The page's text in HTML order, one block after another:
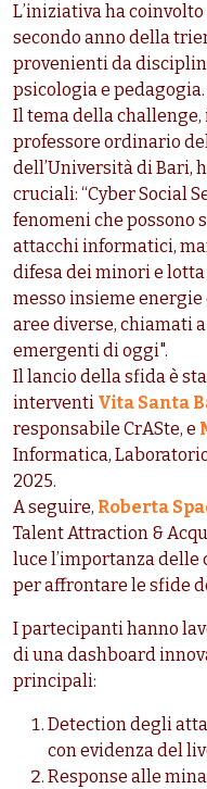
L’iniziativa ha
secondo anno della
provenienti da
psicologia e pedagogia.
Il tema della
professore ordinario
dell’Università di Bari,
cruciali: “Cyber Social
fenomeni che possono
attacchi informatici,
difesa dei minori e
messo insieme
aree diverse, chiamati
emergenti di oggi".
Il lancio della sfida è
interventi Vita Santa
responsabile CrASte, e
Informatica,
2025.
A seguire, Roberta
Talent Attraction &
luce l’importanza
per affrontare le sfide
I partecipanti hanno
di una dashboard
principali:
Detection degli
con evidenza del
Response alle